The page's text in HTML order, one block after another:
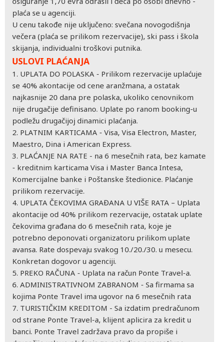
plaća se u agenciji.
U cenu takođe nije uključeno: svečana novogodišnja
večera (plaća se prilikom rezervacije), ski pass i škola
skijanja, individualni troškovi putnika.
USLOVI PLAĆANJA
1. UPLATA DO POLASKA - Prilikom rezervacije uplaćuje
se 40% akontacije od cene aranžmana, a ostatak
najkasnije 20 dana pre polaska, ukoliko cenovnikom
nije drugačije definisano. Uplate po ranom booking-u
podležu drugačijoj dinamici plaćanja.
2. PLATNIM KARTICAMA - Visa, Visa Electron, Master,
Maestro, Dina i American Express.
3. PLAĆANJE NA RATE - na 6 mesečnih rata, bez kamate
- kreditnim karticama Visa i Master Banca Intesa,
Komercijalne banke i Poštanske štedionice. Plaćanje
prilikom rezervacije.
4. UPLATA ČEKOVIMA GRAĐANA U VIŠE RATA – Uplata
akontacije od 40% prilikom rezervacije, ostatak uplate
čekovima građana do 6 mesečnih rata, koje je
potrebno deponovati organizatoru prilikom uplate
avansa. Rate dospevaju svakog 10./20./30. u mesecu.
Konkretan dogovor u agenciji.
5. PREKO RAČUNA - Uplata na račun Ponte Travel-a.
6. ADMINISTRATIVNOM ZABRANOM - Sa firmama sa
kojima Ponte Travel ima ugovor na 6 mesečnih rata
7. TURISTIČKIM KREDITOM - Sa izdatim predračunom
od strane Ponte Travel-a, klijent aplicira za kredit u
banci. Ponte Travel zadržava pravo da propiše i